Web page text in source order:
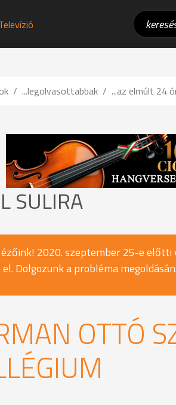
...legolvasottabbak ...az elmúlt 24
SULIRA
2020. szeptember 25-e
Dolgozunk a probléma
OTTÓ